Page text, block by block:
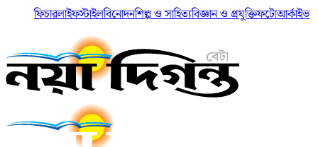
ফিচারলাইফস্টাইলবিনোদনশিল্প ও সাহিত্যবিজ্ঞান ও প্রযুক্তিফটোআর্কাইভ